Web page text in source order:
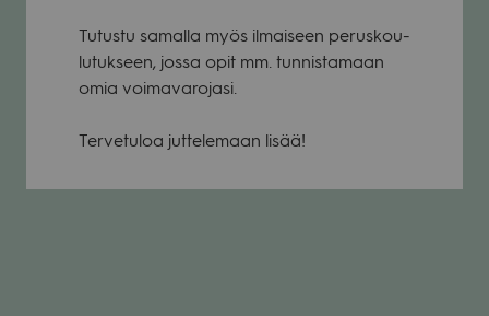
Tutustu samalla myös ilmai­seen perus­kou­
lu­tuk­seen, jossa opit mm. tun­nis­ta­maan
omia voi­ma­va­ro­jasi.
Ter­ve­tu­loa jut­te­le­maan lisää!